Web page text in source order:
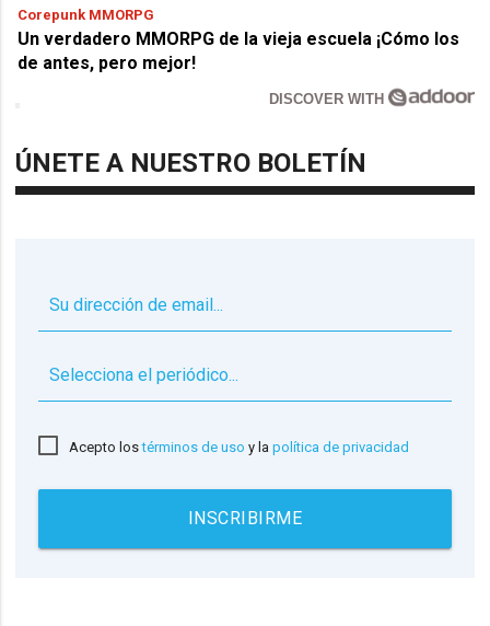
Corepunk MMORPG
Un verdadero MMORPG de la vieja escuela ¡Cómo los
de antes, pero mejor!
DISCOVER WITH
ÚNETE A NUESTRO BOLETÍN
Acepto lostérminos de uso y lapolítica de privacidad
INSCRIBIRME